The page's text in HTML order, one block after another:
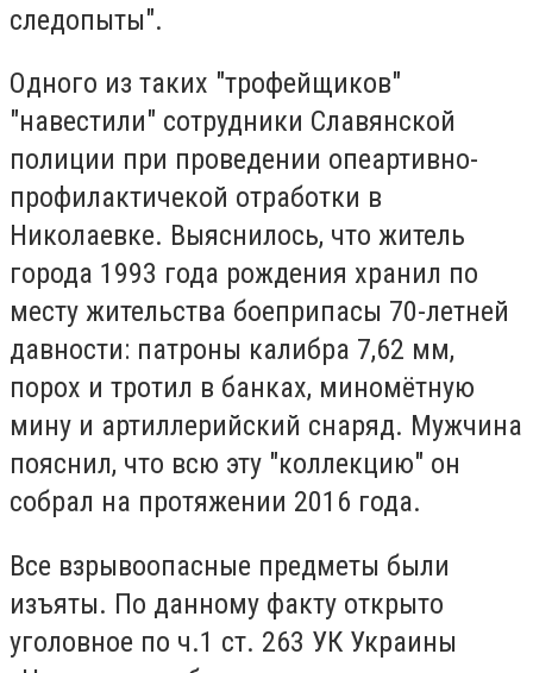
следопыты".
Одного из таких "трофейщиков"
"навестили" сотрудники Славянской
полиции при проведении опеартивно-
профилактичекой отработки в
Николаевке. Выяснилось, что житель
города 1993 года рождения хранил по
месту жительства боеприпасы 70-летней
давности: патроны калибра 7,62 мм,
порох и тротил в банках, миномётную
мину и артиллерийский снаряд. Мужчина
пояснил, что всю эту "коллекцию" он
собрал на протяжении 2016 года.
Все взрывоопасные предметы были
изъяты. По данному факту открыто
уголовное по ч.1 ст. 263 УК Украины